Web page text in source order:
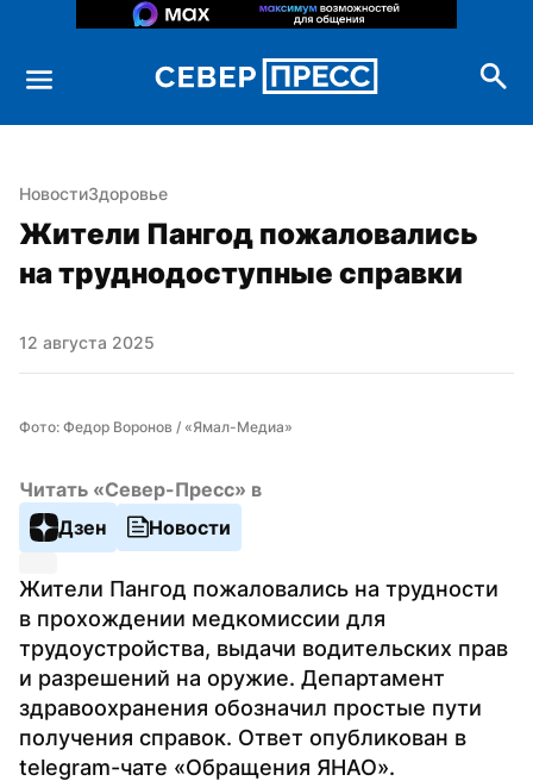
НовостиЗдоровье
Жители Пангод пожаловались
на труднодоступные справки
12 августа 2025
Фото: Федор Воронов / «Ямал-Медиа»
Читать «Север-Пресс» в
Дзен
Новости
Жители Пангод пожаловались на трудности
в прохождении медкомиссии для
трудоустройства, выдачи водительских прав
и разрешений на оружие. Департамент
здравоохранения обозначил простые пути
получения справок. Ответ опубликован в
telegram-чате «Обращения ЯНАО».